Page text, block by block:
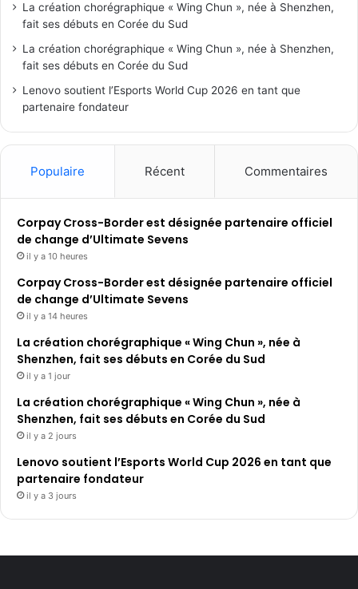
La création chorégraphique « Wing Chun », née à Shenzhen,
fait ses débuts en Corée du Sud
La création chorégraphique « Wing Chun », née à Shenzhen,
fait ses débuts en Corée du Sud
Lenovo soutient l’Esports World Cup 2026 en tant que
partenaire fondateur
Populaire Récent Commentaires
Corpay Cross-Border est désignée partenaire officiel
de change d’Ultimate Sevens
il y a 10 heures
Corpay Cross-Border est désignée partenaire officiel
de change d’Ultimate Sevens
il y a 14 heures
La création chorégraphique « Wing Chun », née à
Shenzhen, fait ses débuts en Corée du Sud
il y a 1 jour
La création chorégraphique « Wing Chun », née à
Shenzhen, fait ses débuts en Corée du Sud
il y a 2 jours
Lenovo soutient l’Esports World Cup 2026 en tant que
partenaire fondateur
il y a 3 jours